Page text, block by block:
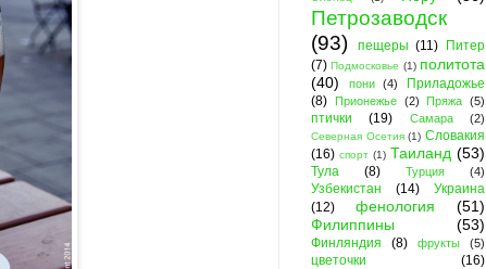
Петрозаводск
(93)
пещеры (11)
Питер
(7) Подмосковье (1) политота
(40)
пони (4)
Приладожье
(8) Прионежье (2) Пряжа (5)
птички (19) Самара (2)
Северная Осетия (1) Словакия
(16) спорт (1) Таиланд (53)
Тула (8) Турция (4)
Узбекистан (14)
Украина
(12)
фенология
(51)
Филиппины
(53)
Финляндия (8) фрукты (5)
цветочки
(16)